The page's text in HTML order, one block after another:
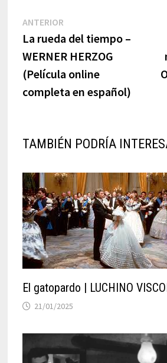
Navegación
de
entradas
ANTERIOR
post:
La rueda del tiempo –
WERNER HERZOG
(Película online
completa en español)
TAMBIÉN PODRÍA
El gatopardo | LUCHINO
21/01/2025